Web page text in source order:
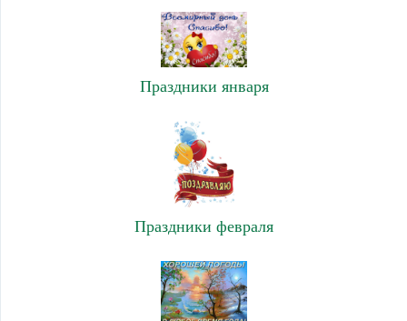
Праздники января
Праздники февраля